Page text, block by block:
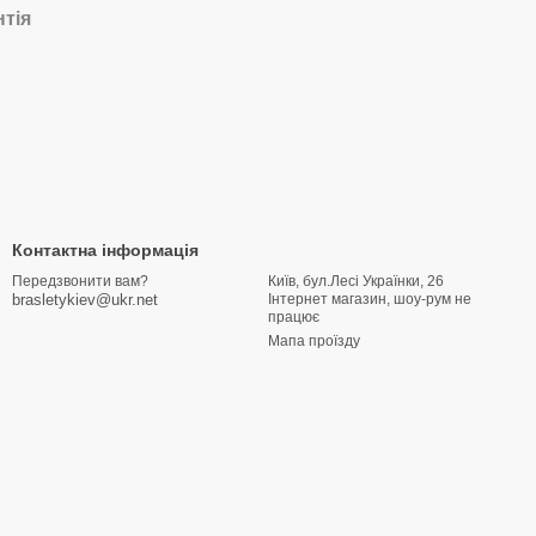
Контактна інформація
Передзвонити вам?
brasletykiev@ukr.net
Київ, бул.Лесі Українки, 26
Інтернет магазин, шоу-рум не
працює
Мапа проїзду